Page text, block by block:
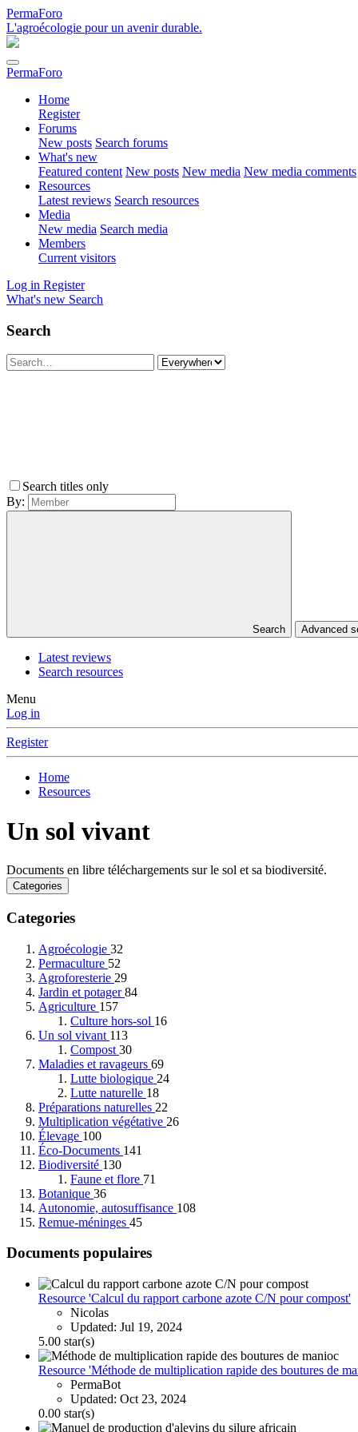
PermaForo
L'agroécologie pour un avenir durable.
PermaForo
Home
Register
Forums
New posts Search forums
What's new
Featured content New posts New media New media comments
Resources
Latest reviews Search resources
Media
New media Search media
Members
Current visitors
Log in Register
What's new Search
Search
Search titles only
By:
Search Advanced
Latest reviews
Search resources
Menu
Log in
Register
Home
Resources
Un sol vivant
Documents en libre téléchargements sur le sol et sa biodiversité.
Categories
Categories
Agroécologie 32
Permaculture 52
Agroforesterie 29
Jardin et potager84
Agriculture 157
Culture hors-sol 16
Un sol vivant 113
Compost 30
Maladies et ravageurs 69
Lutte biologique 24
Lutte naturelle 18
Préparations naturelles 22
Multiplication végétative 26
Élevage 100
Éco-Documents 141
Biodiversité 130
Faune et flore 71
Botanique 36
Autonomie, autosuffisance 108
Remue-méninges 45
Documents populaires
Resource 'Calcul du rapport carbone azote C/N pour compost'
Nicolas
Updated: Jul 19, 2024
5.00 star(s)
Resource 'Méthode de multiplication rapide des boutures de
PermaBot
Updated: Oct 23, 2024
0.00 star(s)